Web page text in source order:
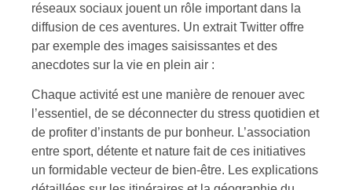
réseaux sociaux jouent un rôle important dans la
diffusion de ces aventures. Un extrait Twitter offre
par exemple des images saisissantes et des
anecdotes sur la vie en plein air :
Chaque activité est une manière de renouer avec
l’essentiel, de se déconnecter du stress quotidien et
de profiter d’instants de pur bonheur. L’association
entre sport, détente et nature fait de ces initiatives
un formidable vecteur de bien-être. Les explications